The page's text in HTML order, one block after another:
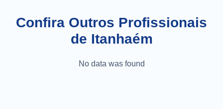
Confira Outros Profissionais
de Itanhaém
No data was found